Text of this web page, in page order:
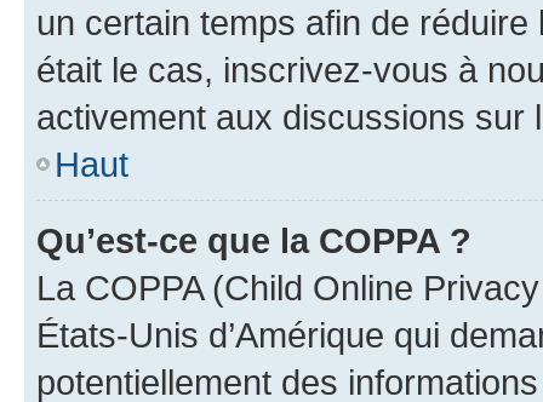
un certain temps afin de
était le cas, inscrivez-vous à
activement aux discussions sur
Haut
Qu’est-ce que la COPPA ?
La COPPA (Child Online
États-Unis d’Amérique qui
potentiellement des